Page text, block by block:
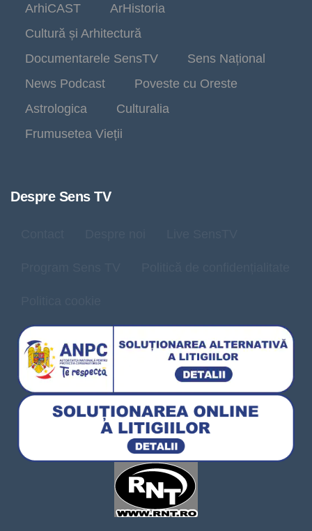
ArhiCAST
ArHistoria
Cultură și Arhitectură
Documentarele SensTV
Sens Național
News Podcast
Poveste cu Oreste
Astrologica
Culturalia
Frumusetea Vieții
Despre Sens TV